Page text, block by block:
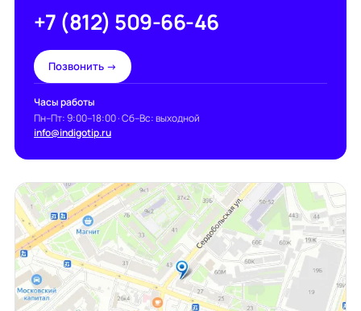
+7 (812) 509-66-46
Позвонить →
Часы работы
Пн–Пт: 9:00–18:00 · Сб–Вс: выходной
info@indigotip.ru